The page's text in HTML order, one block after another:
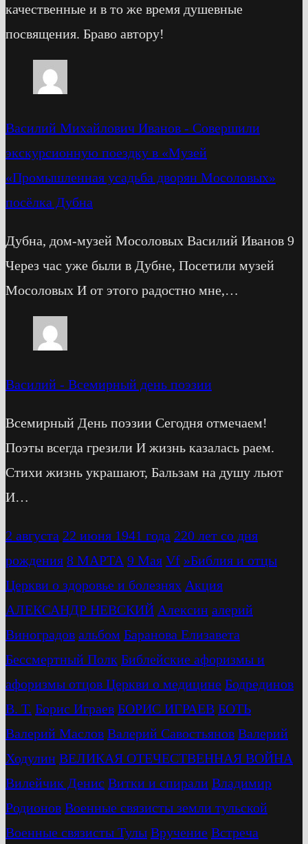
качественные и в то же время душевные
посвящения. Браво автору!
Василий Михайлович Иванов - Cовершили
экскурсионную поездку в «Музей
«Промышленная усадьба дворян Мосоловых»
посёлка Дубна
Дубна, дом-музей Мосоловых Василий Иванов 9
Через час уже были в Дубне, Посетили музей
Мосоловых И от этого радостно мне,…
Василий - Всемирный день поэзии
Всемирный День поэзии Сегодня отмечаем!
Поэты всегда грезили И жизнь казалась раем.
Стихи жизнь украшают, Бальзам на душу льют
И…
2 августа 22 июня 1941 года 220 лет со дня
рождения 8 МАРТА 9 Мая Vf »Библия и отцы
Церкви о здоровье и болезнях Акция
АЛЕКСАНДР НЕВСКИЙ Алексин алерий
Виноградов альбом Баранова Елизавета
Бессмертный Полк Библейские афоризмы и
афоризмы отцов Церкви о медицине Бодрединов
В. Т. Бориc Играев БОРИС ИГРАЕВ БОТЬ
Валерий Маслов Валерий Савостьянов Валерий
Ходулин ВЕЛИКАЯ ОТЕЧЕСТВЕННАЯ ВОЙНА
Вилейчик Денис Витки и спирали Владимир
Родионов Военные связисты земли тульской
Военные связисты Тулы Вручение Встреча